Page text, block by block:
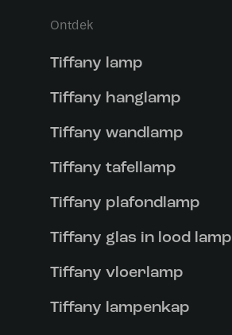
Ontdek
Tiffany lamp
Tiffany hanglamp
Tiffany wandlamp
Tiffany tafellamp
Tiffany plafondlamp
Tiffany glas in lood lamp
Tiffany vloerlamp
Tiffany lampenkap